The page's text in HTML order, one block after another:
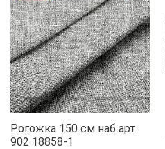
Рогожка 150 см наб арт.
902 18858-1